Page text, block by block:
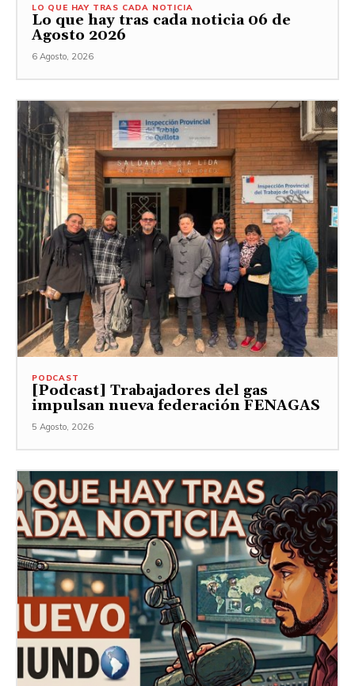
LO QUE HAY TRAS CADA NOTICIA
Lo que hay tras cada noticia 06 de
Agosto 2026
6 Agosto, 2026
PODCAST
[Podcast] Trabajadores del gas
impulsan nueva federación FENAGAS
5 Agosto, 2026